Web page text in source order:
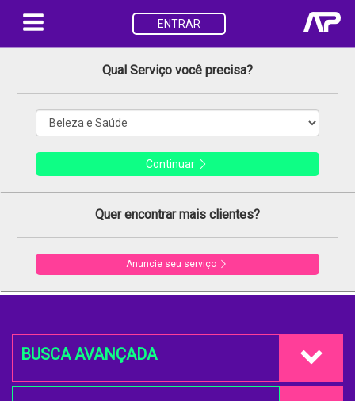
ENTRAR
Qual Serviço você precisa?
Continuar
Quer encontrar mais clientes?
Anuncie seu serviço
BUSCA AVANÇADA